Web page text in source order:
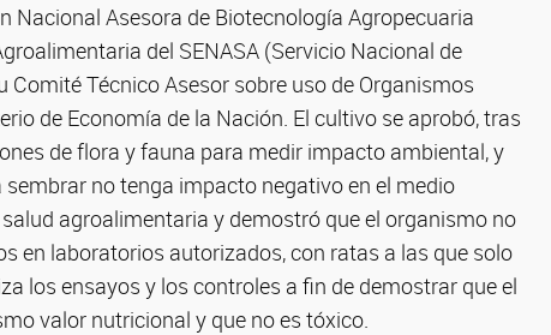
Nacional Asesora de Biotecnología Agropecuaria
del SENASA (Servicio Nacional de
Técnico Asesor sobre uso de Organismos
de Economía de la Nación. El cultivo se aprobó, tras
de flora y fauna para medir impacto ambiental, y
no tenga impacto negativo en el medio
agroalimentaria y demostró que el organismo no
en laboratorios autorizados, con ratas a las que solo
los ensayos y los controles a fin de demostrar que el
valor nutricional y que no es tóxico.